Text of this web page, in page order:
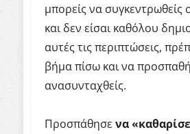
μπορείς να συγκεντρωθείς
και δεν είσαι καθόλου
αυτές τις περιπτώσεις,
βήμα πίσω και να
ανασυνταχθείς.
Προσπάθησε να